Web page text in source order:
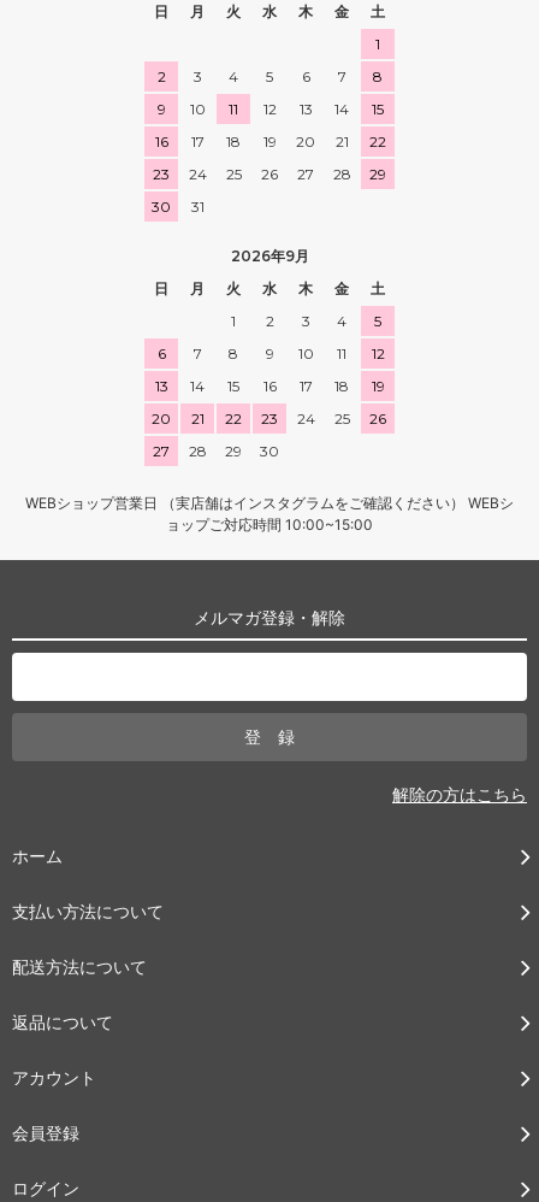
日
月 火 水 木 金
土
1
2
3 4 5 6 7
8
9
10 11 12 13 14
15
16
17 18 19 20 21
22
23
24 25 26 27 28
29
30
31
2026年9月
日
月 火 水 木 金
土
1
2 3 4
5
6
7 8 9 10 11
12
13
14 15 16 17 18
19
20
21 22 23 24 25
26
27
28 29 30
WEBショップ営業日 （実店舗はインスタグラムをご確認ください） WEBシ
ョップご対応時間 10:00~15:00
メルマガ登録・解除
解除の方はこちら
ホーム
支払い方法について
配送方法について
返品について
アカウント
会員登録
ログイン